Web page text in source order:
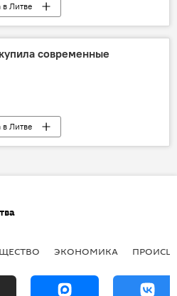
Литве
современные
Литве
ЭКОНОМИКА